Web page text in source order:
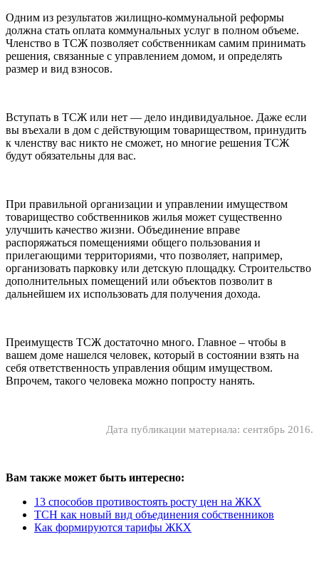
Одним из результатов жилищно-коммунальной реформы
должна стать оплата коммунальных услуг в полном объеме.
Членство в ТСЖ позволяет собственникам самим принимать
решения, связанные с управлением домом, и определять
размер и вид взносов.
Вступать в ТСЖ или нет — дело индивидуальное. Даже если
вы въехали в дом с действующим товариществом, принудить
к членству вас никто не сможет, но многие решения ТСЖ
будут обязательны для вас.
При правильной организации и управлении имуществом
товарищество собственников жилья может существенно
улучшить качество жизни. Объединение вправе
распоряжаться помещениями общего пользования и
прилегающими территориями, что позволяет, например,
организовать парковку или детскую площадку. Строительство
дополнительных помещений или объектов позволит в
дальнейшем их использовать для получения дохода.
Преимуществ ТСЖ достаточно много. Главное – чтобы в
вашем доме нашелся человек, который в состоянии взять на
себя ответственность управления общим имуществом.
Впрочем, такого человека можно попросту нанять.
Дата публикации материала: сентябрь 2016.
Вам также может быть интересно:
13 способов противостоять росту цен на ЖКХ
ТСН как новый вид объединения собственников
Как формируются тарифы ЖКХ